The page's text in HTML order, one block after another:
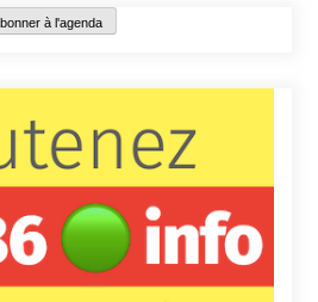
à l'agenda